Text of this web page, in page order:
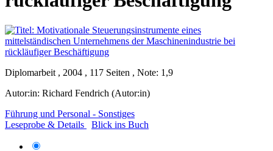
Diplomarbeit , 2004 , 117 Seiten , Note: 1,9
Autor:in: Richard Fendrich (Autor:in)
Führung und Personal - Sonstiges
Leseprobe & Details
Blick ins Buch